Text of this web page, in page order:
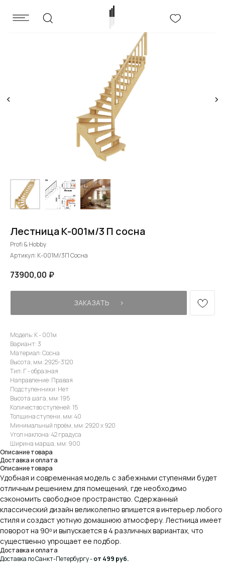
Лестница К-001м/3 П сосна
Profi & Hobby
Артикул: К-001М/3П Сосна
73900,00 ₽
ЗАКАЗАТЬ⠀⠀›
Модель: К - 001м
Вариант: 3
Материал: Сосна
Высота, мм: 2925-3120
Тип: Г - образная
Направление: Правая
Подступенники: Нет
Высота шага, мм: 195
Количество ступеней: 15
Толщина ступени, мм: 40
Минимальный проём, мм: 2920 х 920
Угол наклона: 42 градуса
Ширина марша, мм: 900
Описание товара
Доставка и оплата
Описание товара
Удобная и современная модель с забежными ступенями будет
отличным решением для помещений, где необходимо
сэкономить свободное пространство. Сдержанный
классический дизайн великолепно впишется в интерьер любого
стиля и создаст уютную домашнюю атмосферу. Лестница имеет
поворот на 90ᵒ и выпускается в 4 различных вариантах, что
существенно упрощает ее подбор.
Доставка и оплата
Доставка по Санкт-Петербургу -от 499 руб.